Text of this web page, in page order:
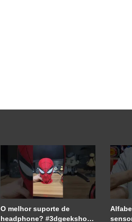
O melhor suporte de
headphone? #3dgeekshow